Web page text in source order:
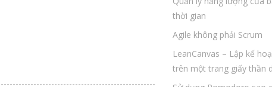
thời gian
Agile không phải Scrum
LeanCanvas – Lập kế
trên một trang giấy thần